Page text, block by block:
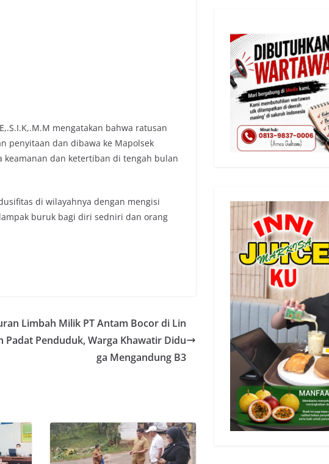
mengatakan bahwa ratusan
penyitaan dan dibawa ke Mapolsek
dan ketertiban di tengah bulan
di wilayahnya dengan mengisi
buruk bagi diri sedniri dan orang
Limbah Milik PT Antam Bocor di Lin
Padat Penduduk, Warga Khawatir Didu
ga Mengandung B3